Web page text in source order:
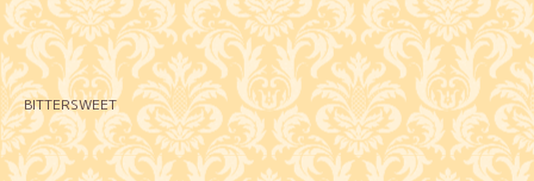
BITTERSWEET